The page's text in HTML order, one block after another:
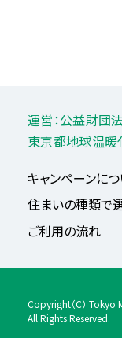
運営：公益財団
東京都地球温暖
キャンペーンに
住まいの種類で
ご利用の流れ
Copyright（C）
All Rights Reserved.